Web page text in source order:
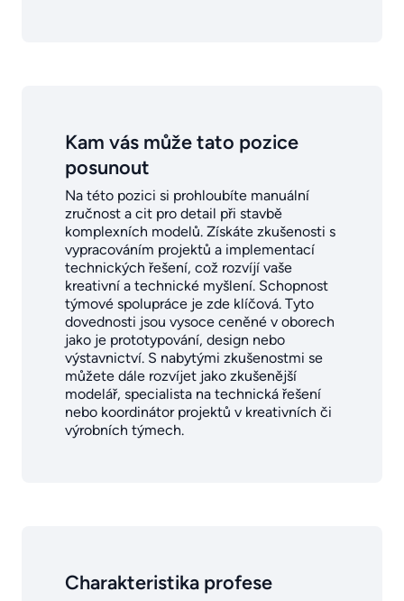
Kam vás může tato pozice
posunout
Na této pozici si prohloubíte manuální
zručnost a cit pro detail při stavbě
komplexních modelů. Získáte zkušenosti s
vypracováním projektů a implementací
technických řešení, což rozvíjí vaše
kreativní a technické myšlení. Schopnost
týmové spolupráce je zde klíčová. Tyto
dovednosti jsou vysoce ceněné v oborech
jako je prototypování, design nebo
výstavnictví. S nabytými zkušenostmi se
můžete dále rozvíjet jako zkušenější
modelář, specialista na technická řešení
nebo koordinátor projektů v kreativních či
výrobních týmech.
Charakteristika profese